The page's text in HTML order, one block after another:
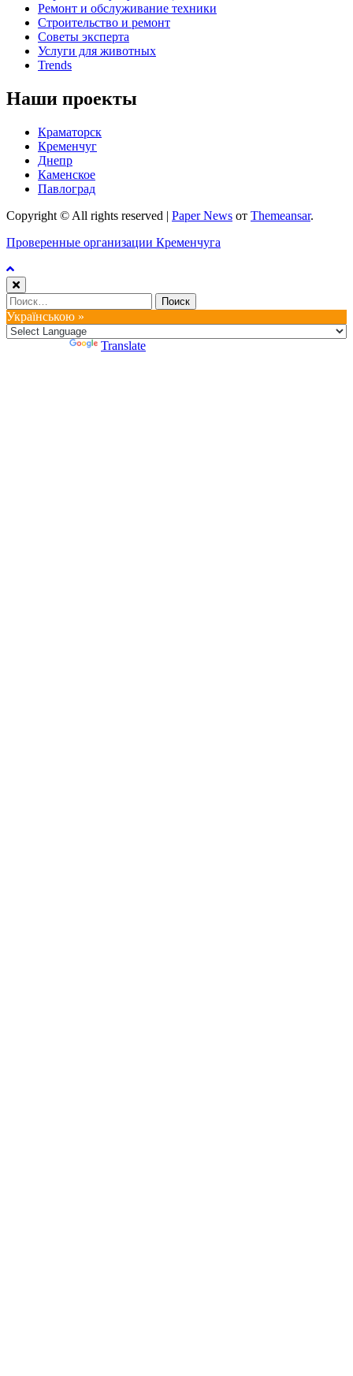
Ремонт и обслуживание техники
Строительство и ремонт
Советы эксперта
Услуги для животных
Trends
Наши проекты
Краматорск
Кременчуг
Днепр
Каменское
Павлоград
Copyright © All rights reserved | Paper News от Themeansar.
Проверенные организации Кременчуга
Найти:
Українською »
Translate